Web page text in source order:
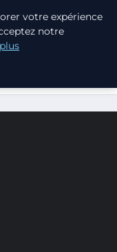
votre expérience
notre